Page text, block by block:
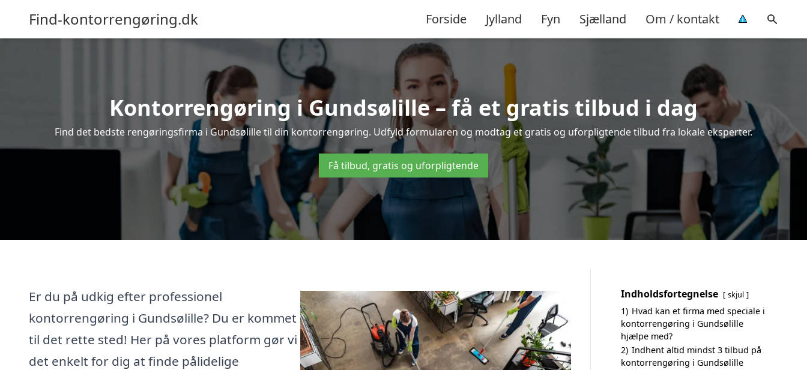
Find-kontorrengøring.dk Forside Jylland Fyn Sjælland Om / kontakt
Kontorrengøring i Gundsølille – få et gratis tilbud i dag
Find det bedste rengøringsfirma i Gundsølille til din kontorrengøring. Udfyld formularen og modtag et gratis og uforpligtende tilbud fra lokale eksperter.
Få tilbud, gratis og uforpligtende
Er du på udkig efter professionel
kontorrengøring i Gundsølille? Du er kommet
til det rette sted! Her på vores platform gør vi
det enkelt for dig at finde pålidelige
Indholdsfortegnelse skjul
1) Hvad kan et firma med speciale i
kontorrengøring i Gundsølille
hjælpe med?
2) Indhent altid mindst 3 tilbud på
kontorrengøring i Gundsølille